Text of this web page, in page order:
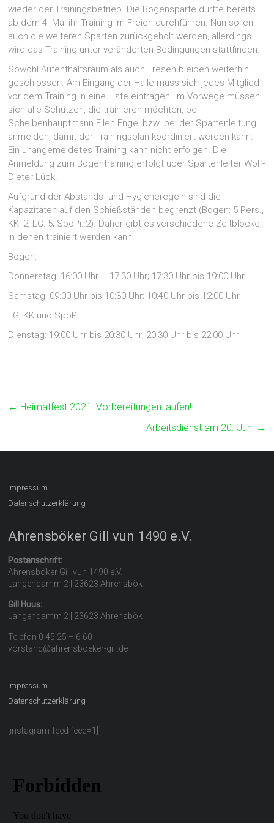
wieder der Trainingsbetrieb. Die Bogensparte durfte bereits
ab dem 4. Mai ihr Training im Freien durchführen. Nun sollen
auch die weiteren Sparten zurückgeholt werden, allerdings
wird das Training unter veränderten Bedingungen stattfinden.
Sowohl Aufenthaltsraum als auch Tresen bleiben weiterhin
geschlossen. Am Eingang der Halle muss sich jedes Mitglied
vor dem Training in eine Liste eintragen. Im Vorwege müssen
sich alle Schützen, die trainieren möchten, bei
Scheibenhauptmann Ellen Engel bzw. bei der Spartenleitung
anmelden, damit der Trainingsplan koordiniert werden kann.
Ein unangemeldetes Training kann nicht erfolgen. Die
Anmeldung zum Bogentraining erfolgt über Spartenleiter Wolf-
Dieter Lück.
Aufgrund der Abstands- und Hygieneregeln sind die
Kapazitäten auf den Schießständen begrenzt (Bogen: 5 Pers.,
KK: 2, LG: 5; SpoPi: 2). Daher gibt es verschiedene Zeitblöcke,
in denen trainiert werden kann.
Bogen:
Donnerstag: 16:00 Uhr – 17:30 Uhr; 17:30 Uhr bis 19:00 Uhr
Samstag: 09:00 Uhr bis 10:30 Uhr; 10:40 Uhr bis 12:00 Uhr
LG, KK und SpoPi:
Dienstag: 19:00 Uhr bis 20:30 Uhr; 20:30 Uhr bis 22:00 Uhr
← Heimatfest 2021: Vorbereitungen laufen!
Arbeitsdienst am 20. Juni →
Impressum
Datenschutzerklärung
Ahrensböker Gill vun 1490 e.V.
Postanschrift:
Ahrensböker Gill vun 1490 e.V.
Langendamm 2 | 23623 Ahrensbök
Gill Huus:
Langendamm 2 | 23623 Ahrensbök
Telefon 0 45 25 – 6 60
vorstand@ahrensboeker-gill.de
Impressum
Datenschutzerklärung
[instagram-feed feed=1]